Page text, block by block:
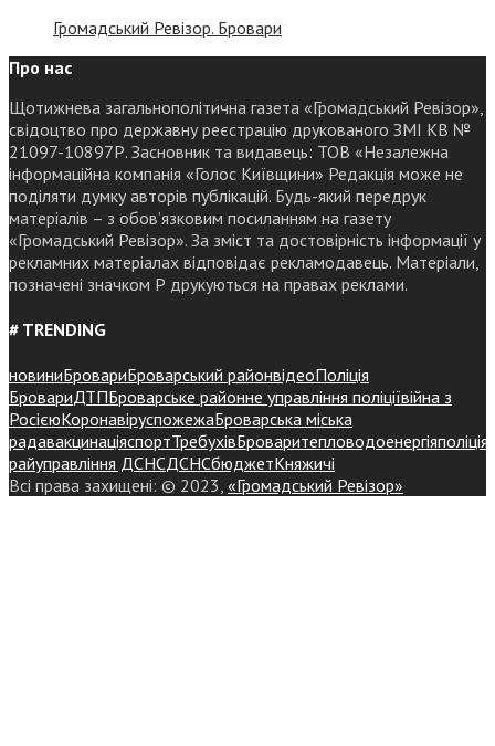
Громадський Ревізор. Бровари
Про нас
Щотижнева загальнополітична газета «Громадський Ревізор»,
свідоцтво про державну реєстрацію друкованого ЗМІ КВ №
21097-10897Р. Засновник та видавець: ТОВ «Незалежна
інформаційна компанія «Голос Київщини» Редакція може не
поділяти думку авторів публікацій. Будь-який передрук
матеріалів – з обов’язковим посиланням на газету
«Громадський Ревізор». За зміст та достовірність інформації у
рекламних матеріалах відповідає рекламодавець. Матеріали,
позначені значком Р друкуються на правах реклами.
# TRENDING
новиниБровариБроварський районвідеоПоліція
БровариДТПБроварське районне управління поліціївійна з
РосієюКоронавіруспожежаБроварська міська
радавакцинаціяспортТребухівБроваритепловодоенергіяполіція
райуправління ДСНСДСНСбюджетКняжичі
Всі права захищені: © 2023, «Громадський Ревізор»